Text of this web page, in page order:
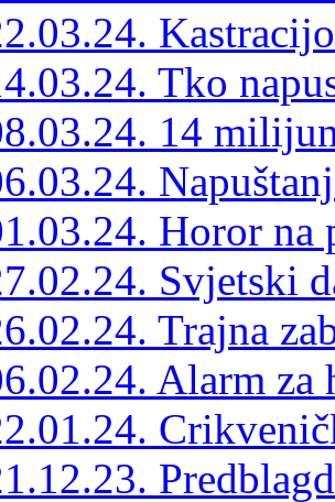
Tko
14
Horor na
Svjetski
Trajna
Alarm